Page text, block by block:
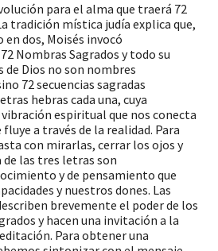
para el alma que traerá 72
tradición mística judía explica que,
en dos, Moisés invocó
Nombras Sagrados y todo su
de Dios no son nombres
72 secuencias sagradas
hebras cada una, cuya
espiritual que nos conecta
a través de la realidad. Para
con mirarlas, cerrar los ojos y
de las tres letras son
y de pensamiento que
y nuestros dones. Las
brevemente el poder de los
y hacen una invitación a la
Para obtener una